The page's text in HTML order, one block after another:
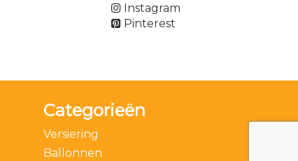
Instagram
Pinterest
Categorieën
Versiering
Ballonnen